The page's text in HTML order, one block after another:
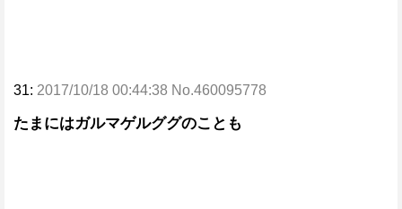
31: 2017/10/18 00:44:38 No.460095778
たまにはガルマゲルググのことも